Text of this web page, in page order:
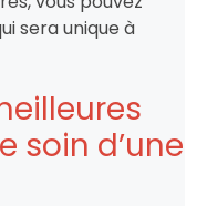
sera unique à
soin d’une